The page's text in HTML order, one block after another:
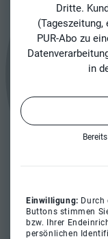
Dritte.
(Tageszeitung,
PUR-Abo zu
in
Einwilligung: Durch
Buttons stimmen
bzw. Ihrer
persönlichen